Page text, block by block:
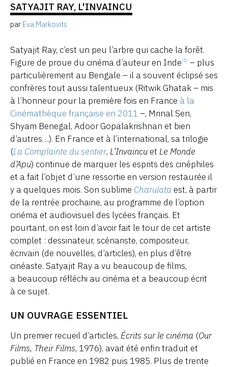
SATYAJIT RAY, L'INVAINCU
par Eva Markovits
Satyajit Ray, c’est un peu l’arbre qui cache la forêt.
Figure de proue du cinéma d’auteur en Inde[1] – plus
particulièrement au Bengale – il a souvent éclipsé ses
confrères tout aussi talentueux (Ritwik Ghatak – mis
à l’honneur pour la première fois en France à la
Cinémathèque française en 2011–, Mrinal Sen,
Shyam Benegal, Adoor Gopalakrishnan et bien
d’autres…). En France et à l’international, sa trilogie
(La Complainte du sentier, L’Invaincu et Le Monde
d’Apu) continue de marquer les esprits des cinéphiles
et a fait l’objet d’une ressortie en version restaurée il
y a quelques mois. Son sublime Charulata est, à partir
de la rentrée prochaine, au programme de l’option
cinéma et audiovisuel des lycées français. Et
pourtant, on est loin d’avoir fait le tour de cet artiste
complet : dessinateur, scénariste, compositeur,
écrivain (de nouvelles, d’articles), en plus d’être
cinéaste. Satyajit Ray a vu beaucoup de films,
a beaucoup réfléchi au cinéma et a beaucoup écrit
à ce sujet.
UN OUVRAGE ESSENTIEL
Un premier recueil d’articles, Écrits sur le cinéma (Our
Films, Their Films, 1976), avait été enfin traduit et
publié en France en 1982 puis 1985. Plus de trente